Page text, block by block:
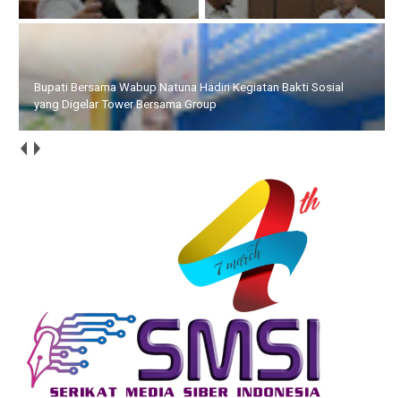
Bupati Bersama Wabup Natuna Hadiri Kegiatan Bakti Sosial
yang Digelar Tower Bersama Group